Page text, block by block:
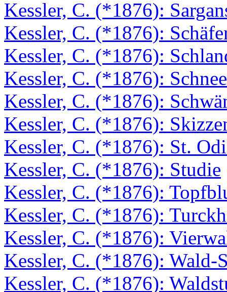
Kessler, C. (*1876):
Kessler, C. (*1876):
Kessler, C. (*1876):
Kessler, C. (*1876):
Kessler, C. (*1876):
Kessler, C. (*1876):
Kessler, C. (*1876): St.
Kessler, C. (*1876): Studie
Kessler, C. (*1876):
Kessler, C. (*1876):
Kessler, C. (*1876):
Kessler, C. (*1876):
Kessler, C. (*1876):